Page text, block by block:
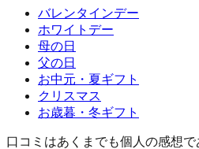
バレンタインデー
ホワイトデー
母の日
父の日
お中元・夏ギフト
クリスマス
お歳暮・冬ギフト
口コミはあくまでも個人の感想で